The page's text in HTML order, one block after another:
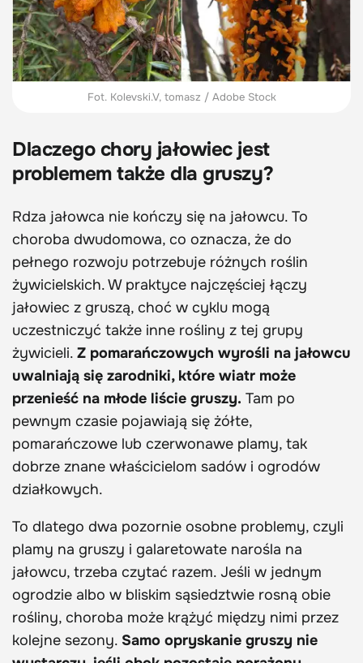
Fot. Kolevski.V, tomasz / Adobe Stock
Dlaczego chory jałowiec jest
problemem także dla gruszy?
Rdza jałowca nie kończy się na jałowcu. To
choroba dwudomowa, co oznacza, że do
pełnego rozwoju potrzebuje różnych roślin
żywicielskich. W praktyce najczęściej łączy
jałowiec z gruszą, choć w cyklu mogą
uczestniczyć także inne rośliny z tej grupy
żywicieli. Z pomarańczowych wyrośli na jałowcu
uwalniają się zarodniki, które wiatr może
przenieść na młode liście gruszy. Tam po
pewnym czasie pojawiają się żółte,
pomarańczowe lub czerwonawe plamy, tak
dobrze znane właścicielom sadów i ogrodów
działkowych.
To dlatego dwa pozornie osobne problemy, czyli
plamy na gruszy i galaretowate narośla na
jałowcu, trzeba czytać razem. Jeśli w jednym
ogrodzie albo w bliskim sąsiedztwie rosną obie
rośliny, choroba może krążyć między nimi przez
kolejne sezony. Samo opryskanie gruszy nie